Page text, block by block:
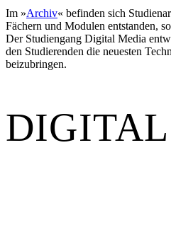
Im »Archiv« befinden sich
Fächern und Modulen entstanden,
Der Studiengang Digital Media
den Studierenden die neuesten
beizubringen.